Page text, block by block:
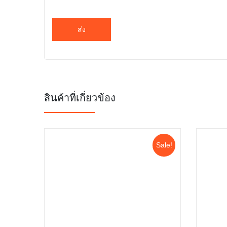
สินค้าที่เกี่ยวข้อง
Sale!